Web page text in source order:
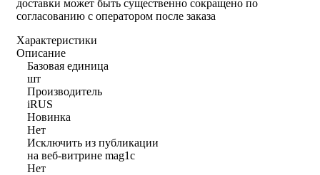
доставки может быть существенно сокращено по
согласованию с оператором после заказа
Характеристики
Описание
Базовая единица
шт
Производитель
iRUS
Новинка
Нет
Исключить из публикации
на веб-витрине mag1c
Нет